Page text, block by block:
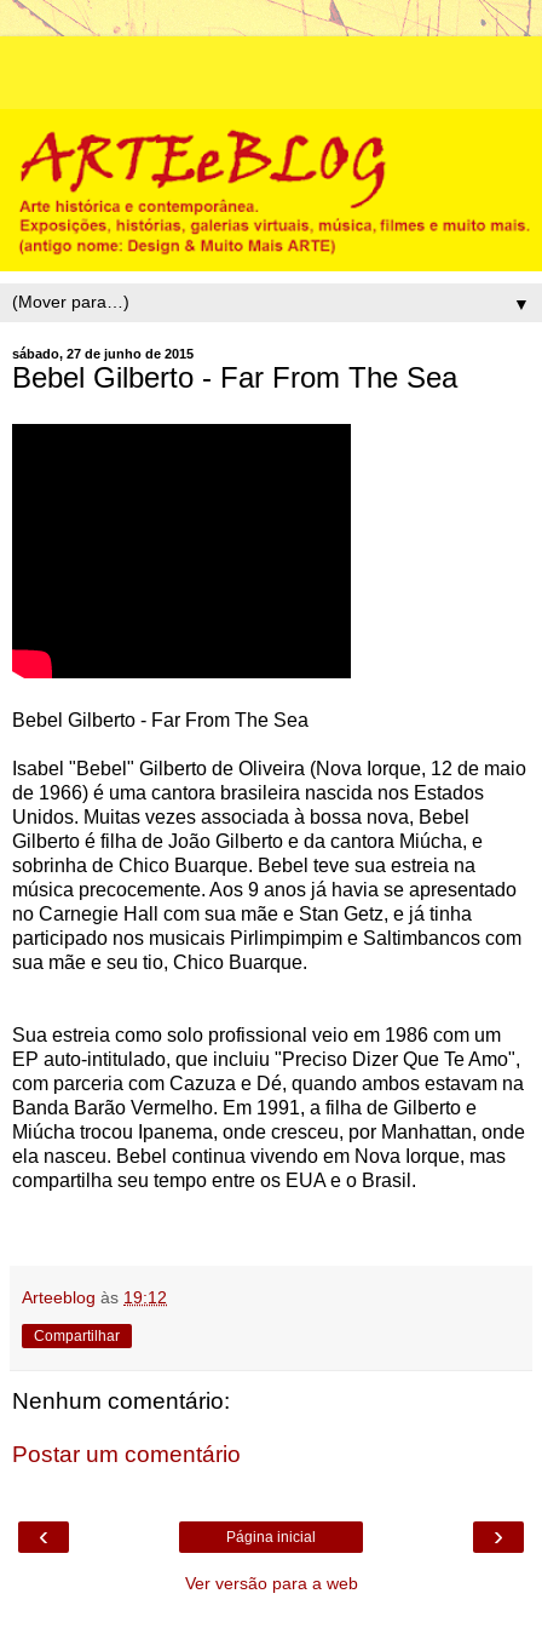
▼
sábado, 27 de junho de 2015
Bebel Gilberto - Far From The Sea
Bebel Gilberto - Far From The Sea
Isabel "Bebel" Gilberto de Oliveira (Nova Iorque, 12 de maio
de 1966) é uma cantora brasileira nascida nos Estados
Unidos. Muitas vezes associada à bossa nova, Bebel
Gilberto é filha de João Gilberto e da cantora Miúcha, e
sobrinha de Chico Buarque. Bebel teve sua estreia na
música precocemente. Aos 9 anos já havia se apresentado
no Carnegie Hall com sua mãe e Stan Getz, e já tinha
participado nos musicais Pirlimpimpim e Saltimbancos com
sua mãe e seu tio, Chico Buarque.
Sua estreia como solo profissional veio em 1986 com um
EP auto-intitulado, que incluiu "Preciso Dizer Que Te Amo",
com parceria com Cazuza e Dé, quando ambos estavam na
Banda Barão Vermelho. Em 1991, a filha de Gilberto e
Miúcha trocou Ipanema, onde cresceu, por Manhattan, onde
ela nasceu. Bebel continua vivendo em Nova Iorque, mas
compartilha seu tempo entre os EUA e o Brasil.
Arteeblog às 19:12
Compartilhar
Nenhum comentário:
Postar um comentário
‹ ›
Página inicial
Ver versão para a web